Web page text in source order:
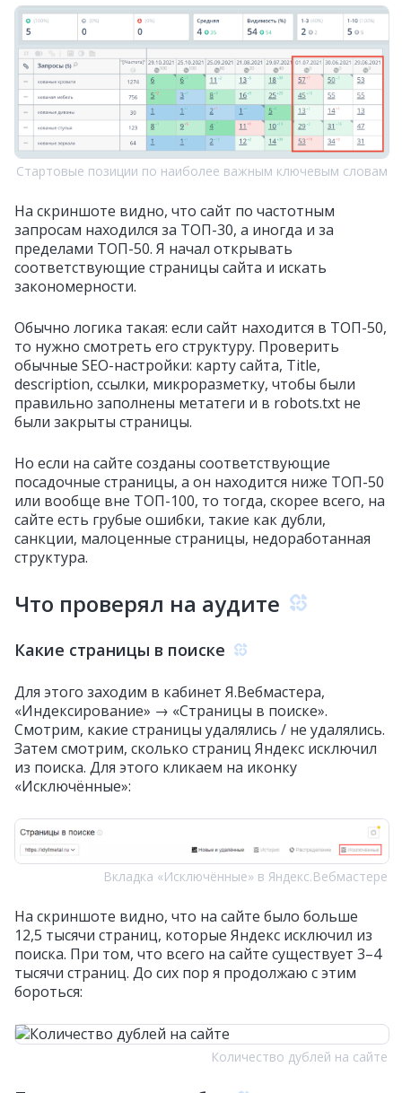
Стартовые позиции по наиболее важным ключевым словам
На скриншоте видно, что сайт по частотным
запросам находился за ТОП-30, а иногда и за
пределами ТОП-50. Я начал открывать
соответствующие страницы сайта и искать
закономерности.
Обычно логика такая: если сайт находится в ТОП-50,
то нужно смотреть его структуру. Проверить
обычные SEO-настройки: карту сайта, Title,
description, ссылки, микроразметку, чтобы были
правильно заполнены метатеги и в robots.txt не
были закрыты страницы.
Но если на сайте созданы соответствующие
посадочные страницы, а он находится ниже ТОП-50
или вообще вне ТОП-100, то тогда, скорее всего, на
сайте есть грубые ошибки, такие как дубли,
санкции, малоценные страницы, недоработанная
структура.
Что проверял на аудите
Какие страницы в поиске
Для этого заходим в кабинет Я.Вебмастера,
«Индексирование» → «Страницы в поиске».
Смотрим, какие страницы удалялись / не удалялись.
Затем смотрим, сколько страниц Яндекс исключил
из поиска. Для этого кликаем на иконку
«Исключённые»:
Вкладка «Исключённые» в Яндекс.Вебмастере
На скриншоте видно, что на сайте было больше
12,5 тысячи страниц, которые Яндекс исключил из
поиска. При том, что всего на сайте существует 3–4
тысячи страниц. До сих пор я продолжаю с этим
бороться:
Количество дублей на сайте